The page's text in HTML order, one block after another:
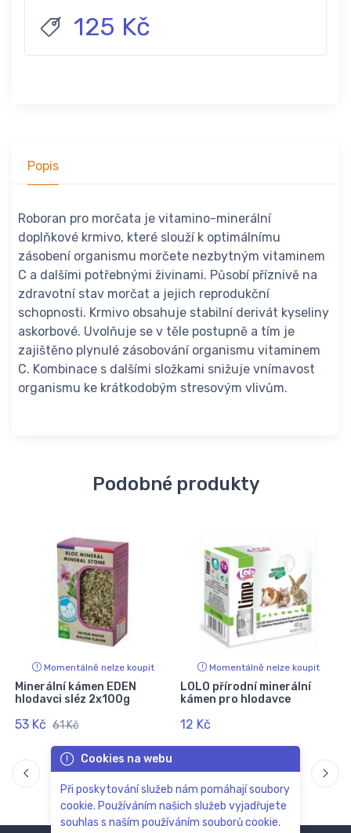
125 Kč
Popis
Roboran pro morčata je vitamino-minerální
doplňkové krmivo, které slouží k optimálnímu
zásobení organismu morčete nezbytným vitaminem
C a dalšími potřebnými živinami. Působí příznivě na
zdravotní stav morčat a jejich reprodukční
schopnosti. Krmivo obsahuje stabilní derivát kyseliny
askorbové. Uvolňuje se v těle postupně a tím je
zajištěno plynulé zásobování organismu vitaminem
C. Kombinace s dalšími složkami snižuje vnímavost
organismu ke krátkodobým stresovým vlivům.
Podobné produkty
Momentálně nelze koupit
Minerální kámen EDEN
hlodavci sléz 2x100g
53 Kč 61 Kč
Momentálně nelze koupit
LOLO přírodní minerální
kámen pro hlodavce
12 Kč
Cookies na webu
Při poskytování služeb nám pomáhají soubory
cookie. Používáním našich služeb vyjadřujete
souhlas s naším používáním souborů cookie.